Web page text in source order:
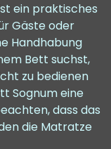
ein praktisches
Gäste oder
Handhabung
Bett suchst,
zu bedienen
Sognum eine
dass das
die Matratze